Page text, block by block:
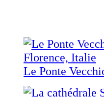
Le Ponte